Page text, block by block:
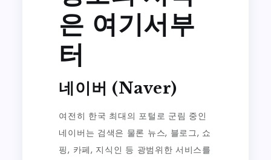
은 여기서부
터
네이버 (Naver)
여전히 한국 최대의 포털로 군림 중인
네이버는 검색은 물론 뉴스, 블로그, 쇼
핑, 카페, 지식인 등 광범위한 서비스를